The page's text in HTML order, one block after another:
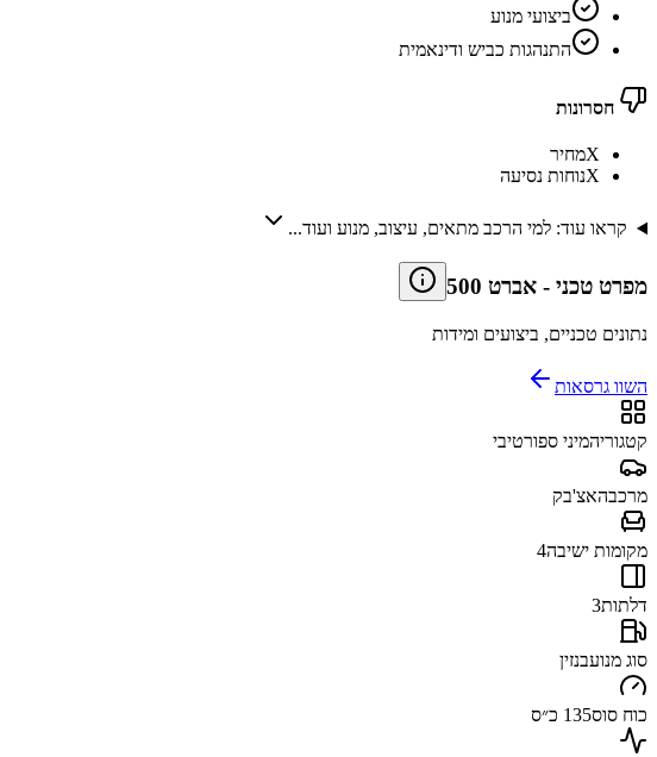
ביצועי מנוע
התנהגות כביש ודינאמית
חסרונות
Xמחיר
Xנוחות נסיעה
קראו עוד: למי הרכב מתאים, עיצוב, מנוע ועוד...
מפרט טכני - אברט 500
נתונים טכניים, ביצועים ומידות
השוו גרסאות
קטגוריהמיני ספורטיבי
מרכבהאצ'בק
מקומות ישיבה4
דלתות3
סוג מנועבנזין
כוח סוס135 כ״ס